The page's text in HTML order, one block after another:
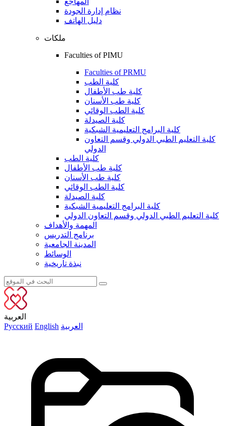
نظام إدارة الجودة
دليل الهاتف
ملكات
Faculties of PIMU
Faculties of PRMU
كلية الطب
كلية طب الأطفال
كلية طب الأسنان
كلية الطب الوقائي
كلية الصيدلة
كلية البرامج التعليمية الشبكية
كلية التعليم الطبي الدولي وقسم التعاون
الدولي
كلية الطب
كلية طب الأطفال
كلية طب الأسنان
كلية الطب الوقائي
كلية الصيدلة
كلية البرامج التعليمية الشبكية
كلية التعليم الطبي الدولي وقسم التعاون الدولي
المهمة والأهداف
برنامج التدريس
المدينة الجامعية
الوسائط
نبذة تاريخية
العربية
Русский English العربية